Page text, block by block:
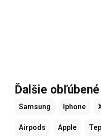
Ďalšie
Samsung Iphone
Airpods Apple